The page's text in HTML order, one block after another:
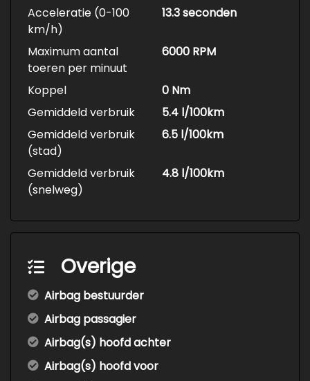
Acceleratie (0-100
km/h)
13.3 seconden
Maximum aantal
toeren per minuut
6000 RPM
Koppel
0 Nm
Gemiddeld verbruik
5.4 l/100km
Gemiddeld verbruik
(stad)
6.5 l/100km
Gemiddeld verbruik
(snelweg)
4.8 l/100km
Overige
Airbag bestuurder
Airbag passagier
Airbag(s) hoofd achter
Airbag(s) hoofd voor